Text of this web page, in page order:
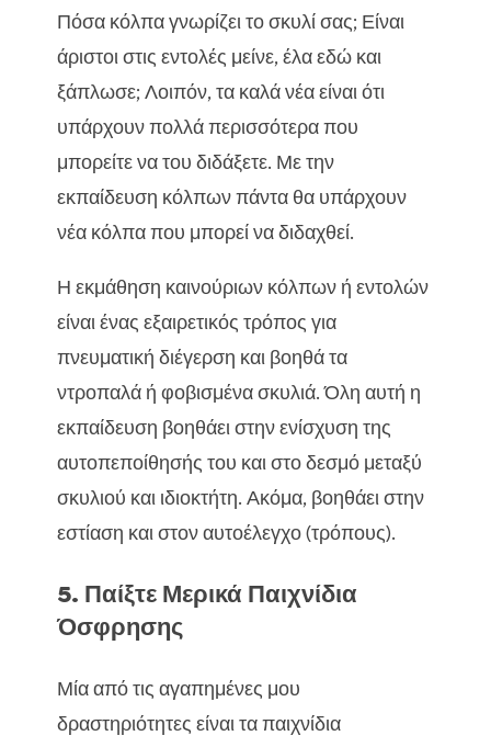
Πόσα κόλπα γνωρίζει το σκυλί σας; Είναι
άριστοι στις εντολές μείνε, έλα εδώ και
ξάπλωσε; Λοιπόν, τα καλά νέα είναι ότι
υπάρχουν πολλά περισσότερα που
μπορείτε να του διδάξετε. Με την
εκπαίδευση κόλπων πάντα θα υπάρχουν
νέα κόλπα που μπορεί να διδαχθεί.
Η εκμάθηση καινούριων κόλπων ή εντολών
είναι ένας εξαιρετικός τρόπος για
πνευματική διέγερση και βοηθά τα
ντροπαλά ή φοβισμένα σκυλιά. Όλη αυτή η
εκπαίδευση βοηθάει στην ενίσχυση της
αυτοπεποίθησής του και στο δεσμό μεταξύ
σκυλιού και ιδιοκτήτη. Ακόμα, βοηθάει στην
εστίαση και στον αυτοέλεγχο (τρόπους).
5. Παίξτε Μερικά Παιχνίδια
Όσφρησης
Μία από τις αγαπημένες μου
δραστηριότητες είναι τα παιχνίδια